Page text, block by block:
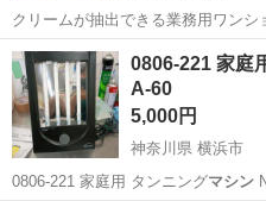
クリームが抽出できる業務用ワンシ
店、テイクアウト店…
兵庫 神戸市 キッ
0806-221 家庭用 タンニングマシン NEOTAN
A-60
5,000円
神奈川県 横浜市
0806-221 家庭用 タンニングマシン